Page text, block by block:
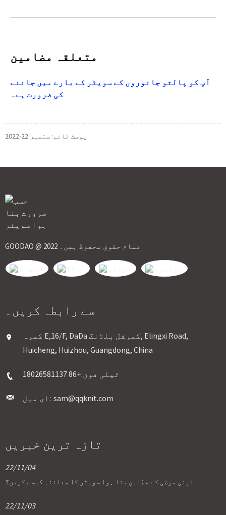
متعلقہ مضامین
آپ کو پالتو جانوروں کے سویٹر کے بارے میں جاننے
کی ضرورت ہے۔
پوسٹ ٹائم: ستمبر 22-2022
GOODAO @ 2022 تمام حقوق محفوظ ہیں۔
سے رابطہ کریں۔
کمرہ E,16/F, DaDa کمرشل بلڈنگ, Elingxi Road,
Huicheng, Huizhou, Guangdong, China
ٹیلی فون:+86 18026581137
ای میل: sam@qqknit.com
تازہ ترین خبریں
22/11/04
اپنی مرضی کے مطابق بنا ہوا سویٹر کا معائنہ کیسے کریں؟
22/11/03